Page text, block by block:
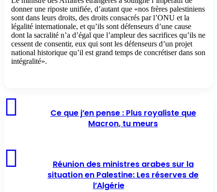
donner une riposte unifiée, d’autant que «nos frères palestiniens
sont dans leurs droits, des droits consacrés par l’ONU et la
légalité internationale, et qu’ils sont défenseurs d’une cause
dont la sacralité n’a d’égal que l’ampleur des sacrifices qu’ils ne
cessent de consentir, eux qui sont les défenseurs d’un projet
national historique qu’il est grand temps de concrétiser dans son
intégralité».
Ce que j’en pense : Plus royaliste que
Macron, tu meurs
Réunion des ministres arabes sur la
situation en Palestine: Les réserves de
l’Algérie